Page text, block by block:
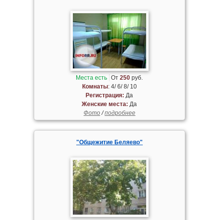
Места есть От250 руб.
Комнаты: 4/ 6/ 8/ 10
Регистрация: Да
Женские места: Да
Фото/подробнее
"Общежитие Беляево"